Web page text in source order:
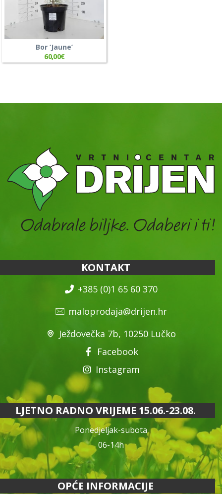
Bor ‘Jaune’
60,00€
KONTAKT
+385 (0)1 65 60 370
maloprodaja@drijen.hr
Ježdovečka 7b, 10250 Lučko
Facebook
Instagram
LJETNO RADNO VRIJEME 15.06.-23.08.
Ponedjeljak-subota
06-14h
OPĆE INFORMACIJE